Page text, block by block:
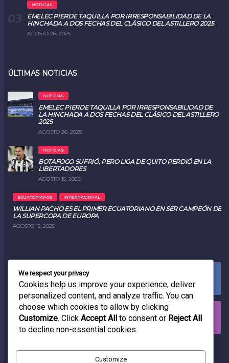
NOTICIAS
EMELEC PIERDE TAQUILLA POR IRRESPONSABILIDAD DE LA
HINCHADA A DOS FECHAS DEL CLÁSICO DEL ASTILLERO 2025
AGOSTO 26, 2025
ÚLTIMAS NOTICIAS
NOTICIAS
EMELEC PIERDE TAQUILLA POR IRRESPONSABILIDAD DE
LA HINCHADA A DOS FECHAS DEL CLÁSICO DEL ASTILLERO
2025
AGOSTO 26, 2025
NOTICIAS
BOTAFOGO SUFRIÓ, PERO LIGA DE QUITO PERDIÓ EN LA
LIBERTADORES
AGOSTO 15, 2025
ECUATORIANOS INTERNACIONAL
WILLIAN PACHO ES EL PRIMER ECUATORIANO EN SER CAMPEÓN DE
LA SUPERCOPA DE EUROPA
AGOSTO 15, 2025
FACEBOOK
0LIKES
INSTAGRAM
0FOLLOWERS
RADIO
We respect your privacy
Cookies help us improve your experience, deliver
personalized content, and analyze traffic. You can
choose which cookies to allow by clicking
Customize. Click Accept All to consent or Reject All
to decline non-essential cookies.
Customize